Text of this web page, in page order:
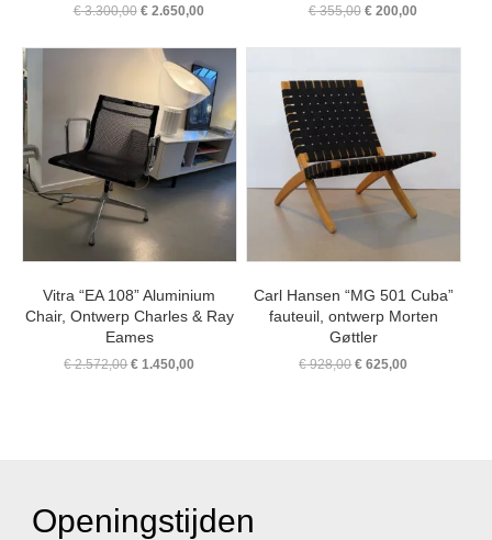
€3.300,00 Oorspronkelijke
was:
€ 3.300,00.
€2.650,00Huidige
is:
€ 2.650,00.
€355,00 Oorspronkelijke
was:
€200,00Huidige
is:
Vitra “EA 108” Aluminium
Chair, Ontwerp Charles & Ray
Eames
€2.572,00Oorspronkelijke
€ 1.450,00
Carl Hansen “MG 501 Cuba”
fauteuil, ontwerp Morten
Gøttler
€928,00Oorspronkelijke
€ 625,00
Openingstijden